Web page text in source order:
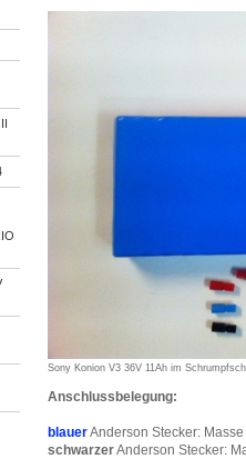
Sony Konion V3 36V 11Ah im
Anschlussbelegung:
blauerAnderson Stecker:
schwarzerAnderson Stecker: